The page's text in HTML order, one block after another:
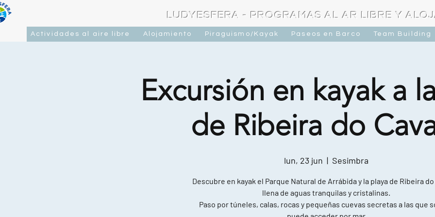
LUDYESFERA - PROGRAMAS AL AR LIBRE Y
Actividades al aire libre Alojamiento Piraguismo/Kayak Paseos en Barco Team Building
Excursión en kayak a
de Ribeira do
lun, 23 jun
  |
Sesimbra
Descubre en kayak el Parque Natural de Arrábida y la playa de Ribeira do
llena de aguas tranquilas y cristalinas.
Paso por túneles, calas, rocas y pequeñas cuevas secretas a las que